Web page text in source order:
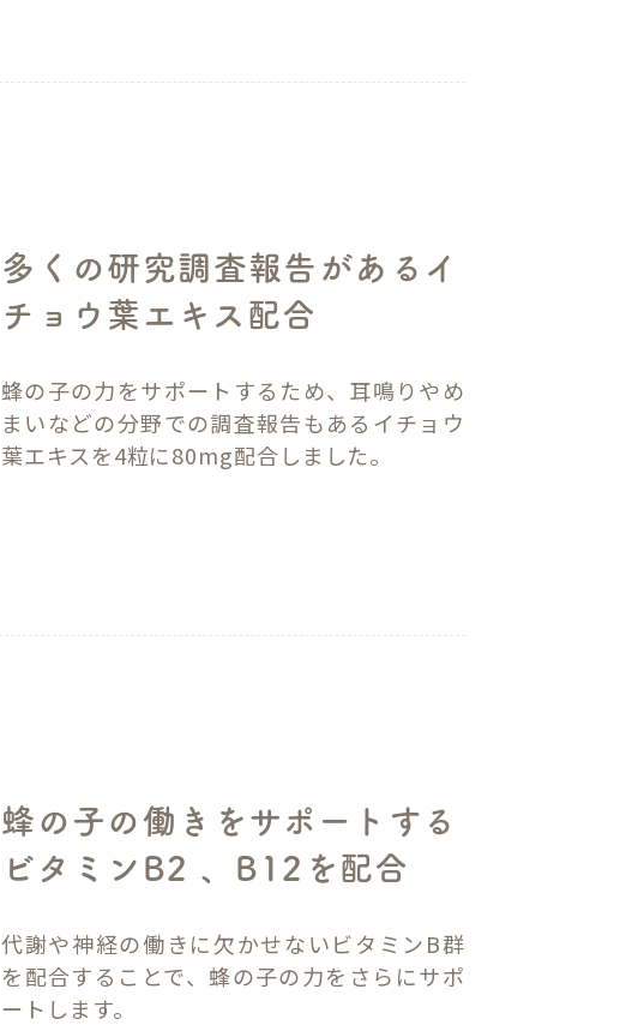
多くの研究調査報告があるイ
チョウ葉エキス配合
蜂の子の力をサポートするため、耳鳴りやめ
まいなどの分野での調査報告もあるイチョウ
葉エキスを4粒に80mg配合しました。
蜂の子の働きをサポートする
ビタミンB2 、B12を配合
代謝や神経の働きに欠かせないビタミンB群
を配合することで、蜂の子の力をさらにサポ
ートします。